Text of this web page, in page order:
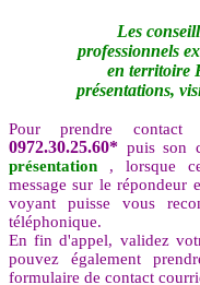
Les
professionnels
en territoire
présentations,
Pour prendre
0972.30.25.60* puis son
présentation , lorsque
message sur le répondeur
voyant puisse vous
téléphonique.
En fin d'appel, validez
pouvez également
formulaire de contact